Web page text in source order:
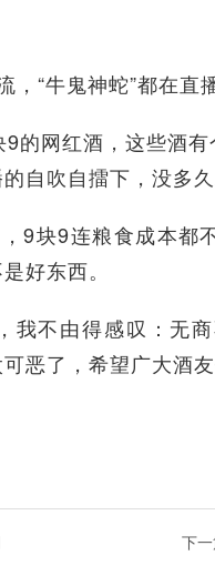
“牛鬼神蛇”都在直播
的网红酒，这些酒
自吹自擂下，没多久
9块9连粮食成本都
好东西。
我不由得感叹：无
恶了，希望广大酒
下